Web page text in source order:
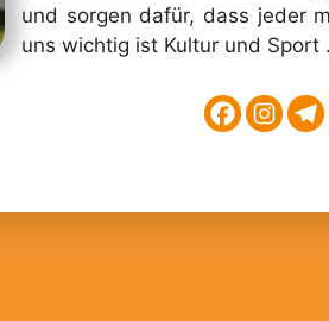
und sorgen dafür, dass
uns wichtig ist Kultur und Sport